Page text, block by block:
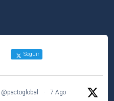
Seguir
@pactoglobal ·
7 Ago